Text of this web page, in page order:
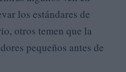
los estándares de
otros temen que la
pequeños antes de